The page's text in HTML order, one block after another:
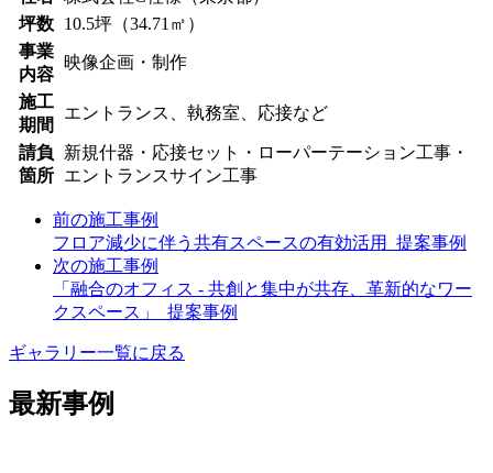
坪数
10.5坪（34.71㎡）
事業
内容
映像企画・制作
施工
期間
エントランス、執務室、応接など
請負
箇所
新規什器・応接セット・ローパーテーション工事・
エントランスサイン工事
前の施工事例
フロア減少に伴う共有スペースの有効活用_提案事例
次の施工事例
「融合のオフィス - 共創と集中が共存、革新的なワー
クスペース」_提案事例
ギャラリー一覧に戻る
最新事例